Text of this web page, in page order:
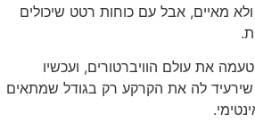
מאיים, אבל עם כוחות רטט שיכולים
את עולם הוויברטורים, ועכשיו
לה את הקרקע רק בגודל שמתאים